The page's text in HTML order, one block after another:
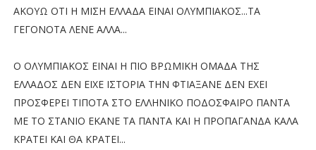
ΑΚΟΥΩ ΟΤΙ Η ΜΙΣΗ ΕΛΛΑΔΑ ΕΙΝΑΙ ΟΛΥΜΠΙΑΚΟΣ...ΤΑ
ΓΕΓΟΝΟΤΑ ΛΕΝΕ ΑΛΛΑ...
Ο ΟΛΥΜΠΙΑΚΟΣ ΕΙΝΑΙ Η ΠΙΟ ΒΡΩΜΙΚΗ ΟΜΑΔΑ ΤΗΣ
ΕΛΛΑΔΟΣ ΔΕΝ ΕΙΧΕ ΙΣΤΟΡΙΑ ΤΗΝ ΦΤΙΑΞΑΝΕ ΔΕΝ ΕΧΕΙ
ΠΡΟΣΦΕΡΕΙ ΤΙΠΟΤΑ ΣΤΟ ΕΛΛΗΝΙΚΟ ΠΟΔΟΣΦΑΙΡΟ ΠΑΝΤΑ
ΜΕ ΤΟ ΣΤΑΝΙΟ ΕΚΑΝΕ ΤΑ ΠΑΝΤΑ ΚΑΙ Η ΠΡΟΠΑΓΑΝΔΑ ΚΑΛΑ
ΚΡΑΤΕΙ ΚΑΙ ΘΑ ΚΡΑΤΕΙ...